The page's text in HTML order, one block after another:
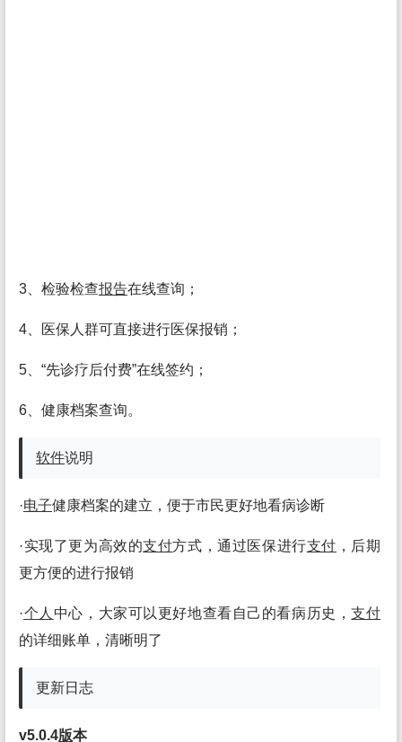
3、检验检查报告在线查询；
4、医保人群可直接进行医保报销；
5、“先诊疗后付费”在线签约；
6、健康档案查询。
软件说明
·电子健康档案的建立，便于市民更好地看病诊断
·实现了更为高效的支付方式，通过医保进行支付 ，后期
更方便的进行报销
·个人 中心，大家可以更好地查看自己的看病历史，支付
的详细账单，清晰明了
更新日志
v5.0.4版本